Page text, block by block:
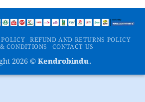
REFUND AND RETURNS POLICY
CONDITIONS CONTACT US
2026 ©Kendrobindu.